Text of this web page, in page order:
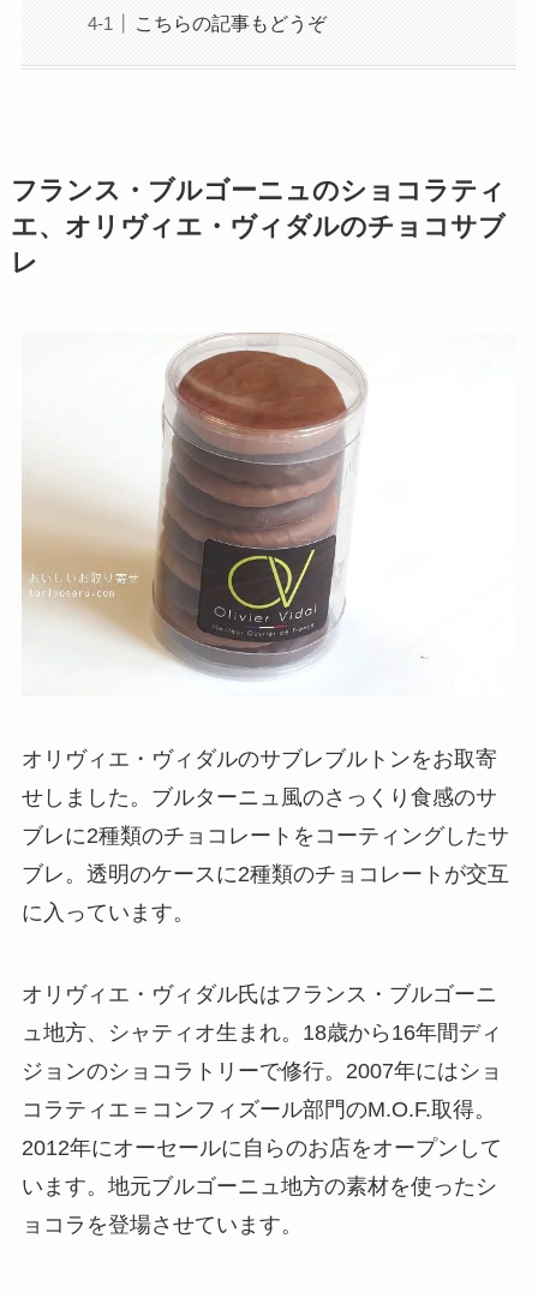
こちらの記事もどうぞ
フランス・ブルゴーニュのショコラティ
エ、オリヴィエ・ヴィダルのチョコサブ
レ
オリヴィエ・ヴィダルのサブレブルトンをお取寄
せしました。ブルターニュ風のさっくり食感のサ
ブレに2種類のチョコレートをコーティングしたサ
ブレ。透明のケースに2種類のチョコレートが交互
に入っています。
オリヴィエ・ヴィダル氏はフランス・ブルゴーニ
ュ地方、シャティオ生まれ。18歳から16年間ディ
ジョンのショコラトリーで修行。2007年にはショ
コラティエ＝コンフィズール部門のM.O.F.取得。
2012年にオーセールに自らのお店をオープンして
います。地元ブルゴーニュ地方の素材を使ったシ
ョコラを登場させています。